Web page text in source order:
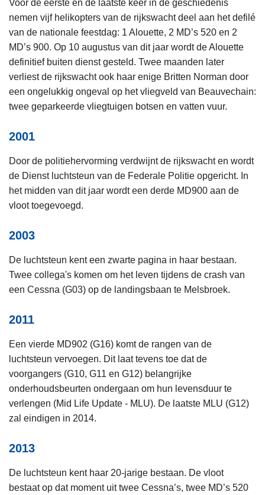
Voor de eerste en de laatste keer in de geschiedenis
nemen vijf helikopters van de rijkswacht deel aan het defilé
van de nationale feestdag: 1 Alouette, 2 MD’s 520 en 2
MD’s 900. Op 10 augustus van dit jaar wordt de Alouette
definitief buiten dienst gesteld. Twee maanden later
verliest de rijkswacht ook haar enige Britten Norman door
een ongelukkig ongeval op het vliegveld van Beauvechain:
twee geparkeerde vliegtuigen botsen en vatten vuur.
2001
Door de politiehervorming verdwijnt de rijkswacht en wordt
de Dienst luchtsteun van de Federale Politie opgericht. In
het midden van dit jaar wordt een derde MD900 aan de
vloot toegevoegd.
2003
De luchtsteun kent een zwarte pagina in haar bestaan.
Twee collega's komen om het leven tijdens de crash van
een Cessna (G03) op de landingsbaan te Melsbroek.
2011
Een vierde MD902 (G16) komt de rangen van de
luchtsteun vervoegen. Dit laat tevens toe dat de
voorgangers (G10, G11 en G12) belangrijke
onderhoudsbeurten ondergaan om hun levensduur te
verlengen (Mid Life Update - MLU). De laatste MLU (G12)
zal eindigen in 2014.
2013
De luchtsteun kent haar 20-jarige bestaan. De vloot
bestaat op dat moment uit twee Cessna’s, twee MD’s 520